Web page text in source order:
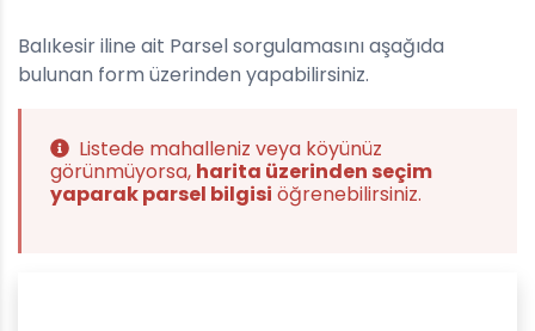
Balıkesir iline ait Parsel sorgulamasını aşağıda
bulunan form üzerinden yapabilirsiniz.
Listede mahalleniz veya köyünüz
görünmüyorsa, harita üzerinden seçim
yaparak parsel bilgisi öğrenebilirsiniz.